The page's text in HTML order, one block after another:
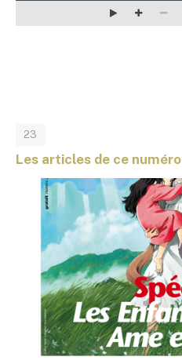
23
Les articles de ce numéro